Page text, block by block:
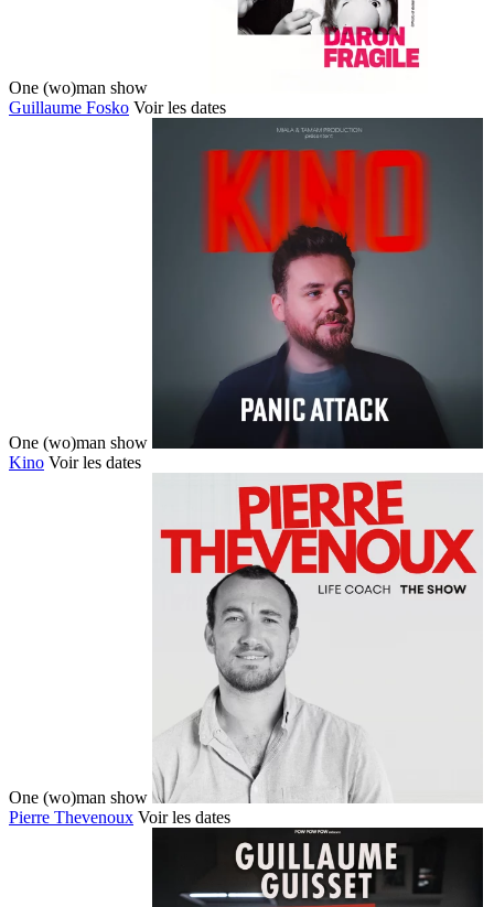
One (wo)man show
Guillaume Fosko Voir les dates
One (wo)man show
Kino Voir les dates
One (wo)man show
Pierre Thevenoux Voir les dates